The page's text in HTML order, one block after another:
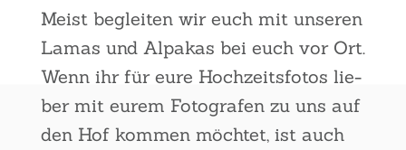
Meist beglei­ten wir euch mit unse­ren
Lamas und Alpa­kas bei euch vor Ort.
Wenn ihr für eure Hoch­zeits­fo­tos lie­
ber mit eurem Foto­gra­fen zu uns auf
den Hof kom­men möch­tet, ist auch